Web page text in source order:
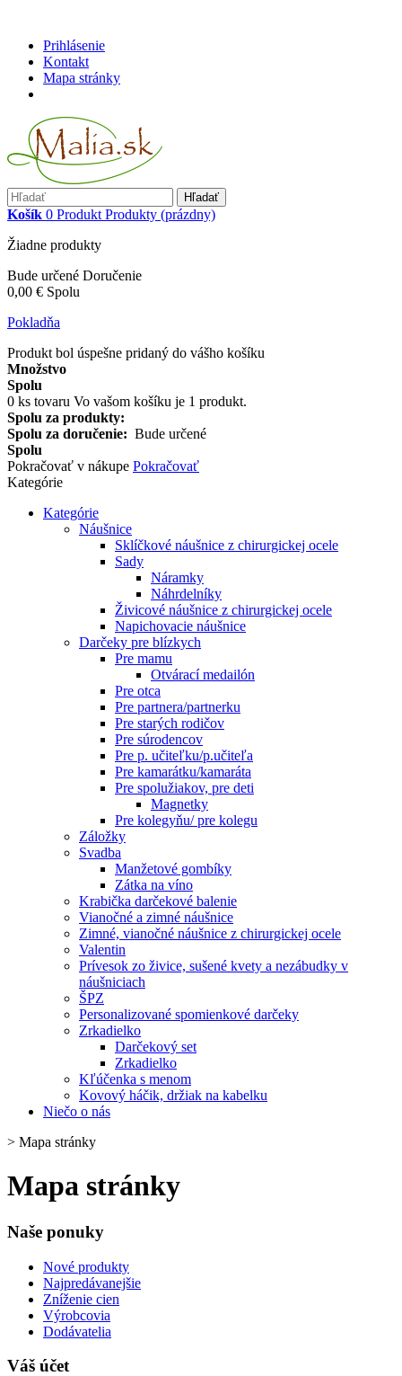
Prihlásenie
Kontakt
Mapa stránky
Hľadať
Košík 0 Produkt Produkty (prázdny)
Žiadne produkty
Bude určené Doručenie
0,00 € Spolu
Pokladňa
Produkt bol úspešne pridaný do vášho košíku
Množstvo
Spolu
0 ks tovaru Vo vašom košíku je 1 produkt.
Spolu za produkty:
Spolu za doručenie: Bude určené
Spolu
Pokračovať v nákupe Pokračovať
Kategórie
Kategórie
Náušnice
Sklíčkové náušnice z chirurgickej ocele
Sady
Náramky
Náhrdelníky
Živicové náušnice z chirurgickej ocele
Napichovacie náušnice
Darčeky pre blízkych
Pre mamu
Otvárací medailón
Pre otca
Pre partnera/partnerku
Pre starých rodičov
Pre súrodencov
Pre p. učiteľku/p.učiteľa
Pre kamarátku/kamaráta
Pre spolužiakov, pre deti
Magnetky
Pre kolegyňu/ pre kolegu
Záložky
Svadba
Manžetové gombíky
Zátka na víno
Krabička darčekové balenie
Vianočné a zimné náušnice
Zimné, vianočné náušnice z chirurgickej ocele
Valentin
Prívesok zo živice, sušené kvety a nezábudky v
náušniciach
ŠPZ
Personalizované spomienkové darčeky
Zrkadielko
Darčekový set
Zrkadielko
Kľúčenka s menom
Kovový háčik, držiak na kabelku
Niečo o nás
> Mapa stránky
Mapa stránky
Naše ponuky
Nové produkty
Najpredávanejšie
Zníženie cien
Výrobcovia
Dodávatelia
Váš účet